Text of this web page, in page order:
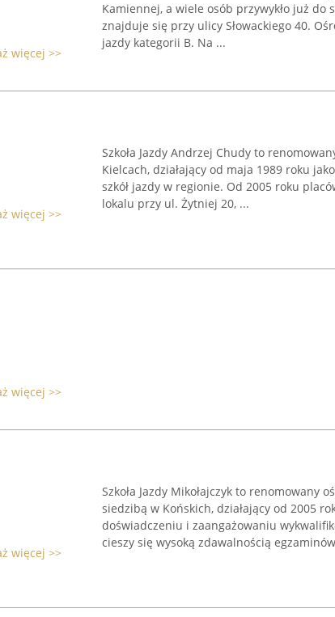
więcej >>
Kamiennej, a wiele osób przywykło już do
znajduje się przy ulicy Słowackiego 40.
jazdy kategorii B. Na ...
więcej >>
Szkoła Jazdy Andrzej Chudy to
Kielcach, działający od maja 1989 roku
szkół jazdy w regionie. Od 2005 roku
lokalu przy ul. Żytniej 20, ...
więcej >>
więcej >>
Szkoła Jazdy Mikołajczyk to renomowany
siedzibą w Końskich, działający od 2005
doświadczeniu i zaangażowaniu
cieszy się wysoką zdawalnością